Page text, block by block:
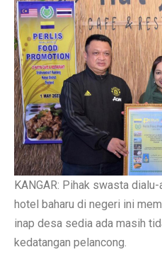
KANGAR: Pihak swasta
hotel baharu di negeri ini
inap desa sedia ada masih
kedatangan pelancong.